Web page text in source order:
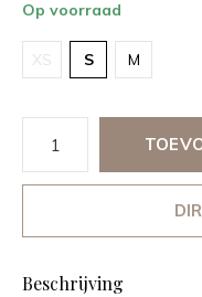
Op voorraad
XS S M
Beschrijving